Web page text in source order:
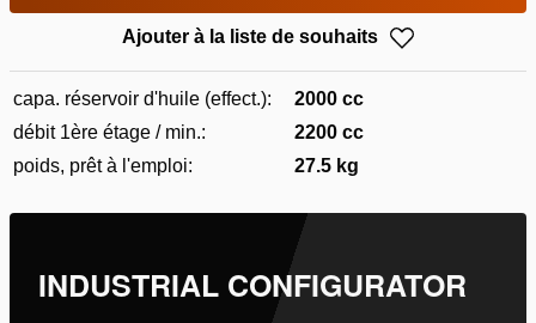
Ajouter à la liste de souhaits
capa. réservoir d'huile (effect.):
2000 cc
débit 1ère étage / min.:
2200 cc
poids, prêt à l'emploi:
27.5 kg
INDUSTRIAL CONFIGURATOR